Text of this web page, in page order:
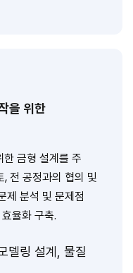
위한
금형 설계를 주
전 공정과의 협의 및
분석 및 문제점
율화 구축.
델링 설계, 물질